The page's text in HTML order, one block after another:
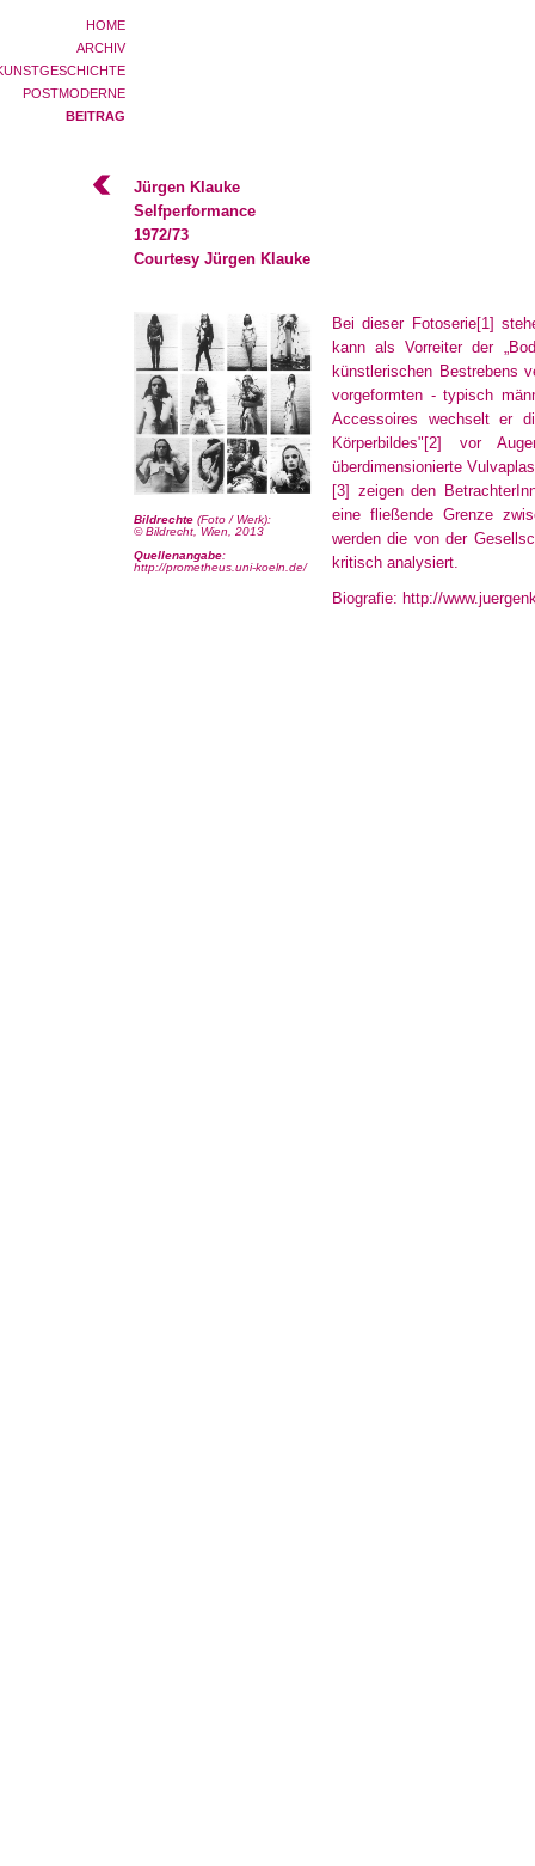
HOME
ARCHIV
POSTMODERNE
BEITRAG
Jürgen Klauke
Selfperformance
1972/73
Courtesy Jürgen Klauke
Bildrechte (Foto / Werk):
© Bildrecht, Wien, 2013
Quellenangabe:
http://prometheus.uni-koeln.de/
Bei dieser Fotoserie[1]
kann als Vorreiter der
künstlerischen Bestrebens
vorgeformten - typisch
Accessoires wechselt er
Körperbildes" [2]
vor
überdimensionierte
[3] zeigen den
eine fließende Grenze
werden die von der
kritisch analysiert.
Biografie: http://